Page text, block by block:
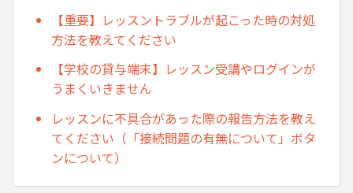
【重要】レッスントラブルが起こった時の対処
方法を教えてください
【学校の貸与端末】レッスン受講やログインが
うまくいきません
レッスンに不具合があった際の報告方法を教え
てください（「接続問題の有無について」ボタ
ンについて）